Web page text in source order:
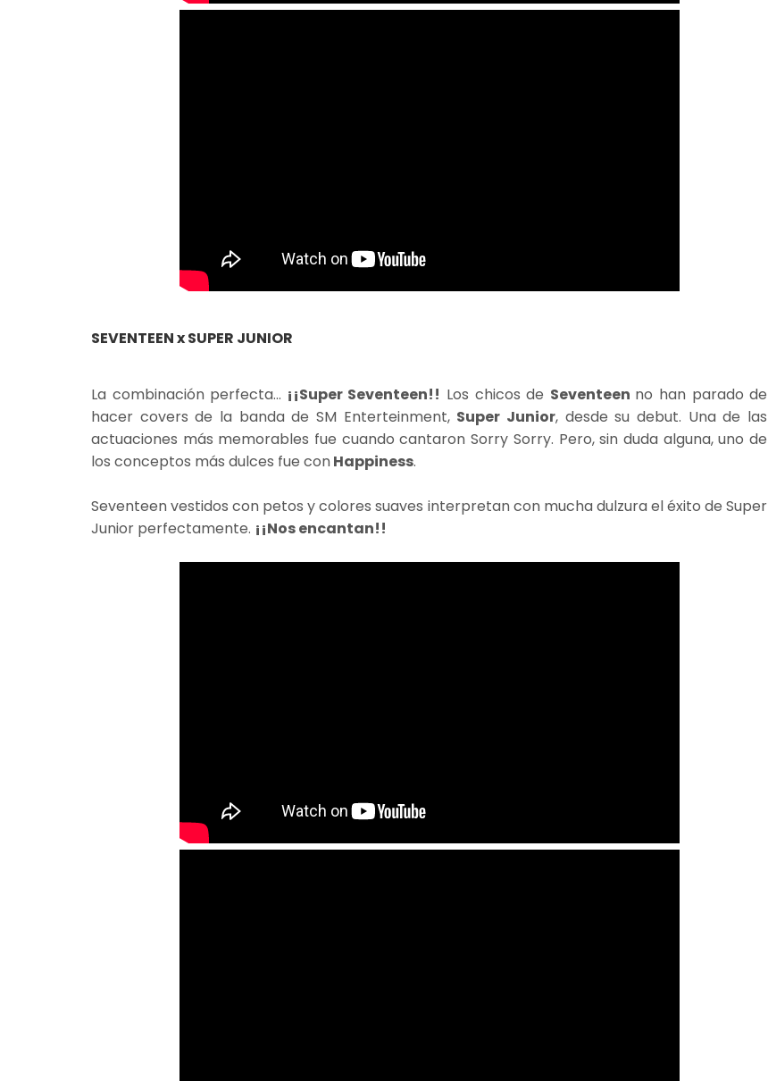
SEVENTEEN x SUPER JUNIOR
La combinación perfecta... ¡¡Super Seventeen!! Los chicos de Seventeen no han parado de
hacer covers de la banda de SM Enterteinment, Super Junior, desde su debut. Una de las
actuaciones más memorables fue cuando cantaron Sorry Sorry. Pero, sin duda alguna, uno de
los conceptos más dulces fue conHappiness.
Seventeen vestidos con petos y colores suaves interpretan con mucha dulzura el éxito de Super
Junior perfectamente. ¡¡Nos encantan!!